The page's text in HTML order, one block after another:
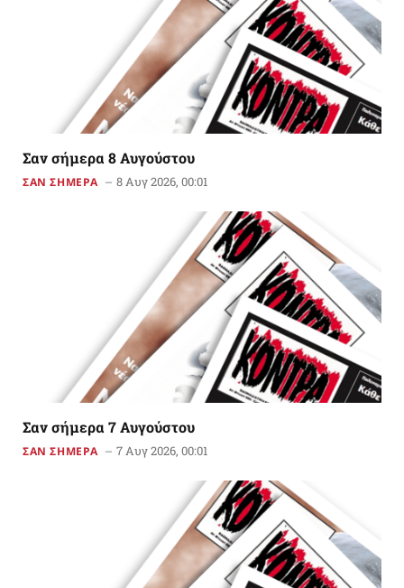
Σαν σήμερα 8 Αυγούστου
ΣΑΝ ΣΗΜΕΡΑ 8 Αυγ 2026, 00:01
Σαν σήμερα 7 Αυγούστου
ΣΑΝ ΣΗΜΕΡΑ 7 Αυγ 2026, 00:01